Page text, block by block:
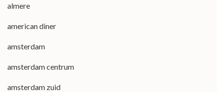
almere
american diner
amsterdam
amsterdam centrum
amsterdam zuid